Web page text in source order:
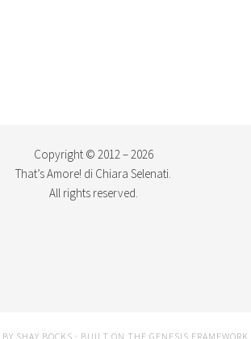
Copyright © 2012 – 2026
That’s Amore! di Chiara Selenati.
All rights reserved.
BY SHAY BOCKS · BUILT ON THE GENESIS FRAMEWORK